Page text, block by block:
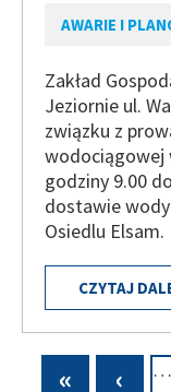
AWARIE I
Zakład
Jeziornie ul.
związku z
wodociągowej
godziny 9.00
dostawie
Osiedlu Elsam.
CZYTAJ
Pierwsza
« ‹ …